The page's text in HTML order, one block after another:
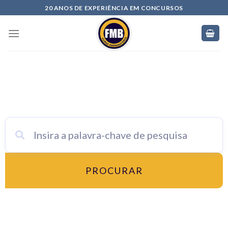
20 ANOS DE EXPERIÊNCIA EM CONCURSOS
PROCURAR